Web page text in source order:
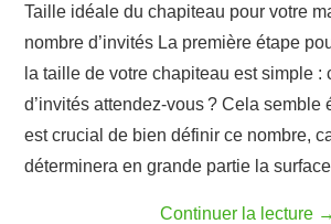
Taille idéale du chapiteau pour votre
nombre d’invités La première étape
la taille de votre chapiteau est simple :
d’invités attendez-vous ? Cela semble
est crucial de bien définir ce nombre,
déterminera en grande partie la
Continuer la lecture →